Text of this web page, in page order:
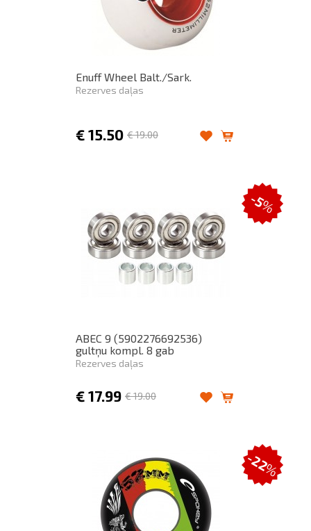
Enuff Wheel Balt./Sark.
Rezerves daļas
€ 15.50 €19.00
ABEC 9 (5902276692536)
gultņu kompl. 8 gab
Rezerves daļas
€ 17.99 €19.00
-5%
-22%